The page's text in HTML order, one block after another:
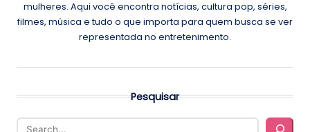
mulheres. Aqui você encontra notícias, cultura pop, séries,
filmes, música e tudo o que importa para quem busca se ver
representada no entretenimento.
Pesquisar